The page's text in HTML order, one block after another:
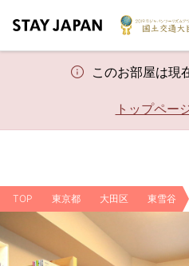
このお部屋は現
トップペー
TOP 東京都 大田区 東雪谷